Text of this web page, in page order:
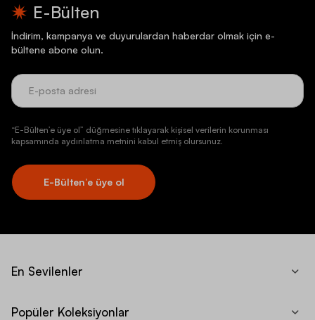
E-Bülten
İndirim, kampanya ve duyurulardan haberdar olmak için e-
bültene abone olun.
“E-Bülten’e üye ol” düğmesine tıklayarak kişisel verilerin korunması
kapsamında aydınlatma metnini kabul etmiş olursunuz.
E-Bülten’e üye ol
En Sevilenler
Popüler Koleksiyonlar